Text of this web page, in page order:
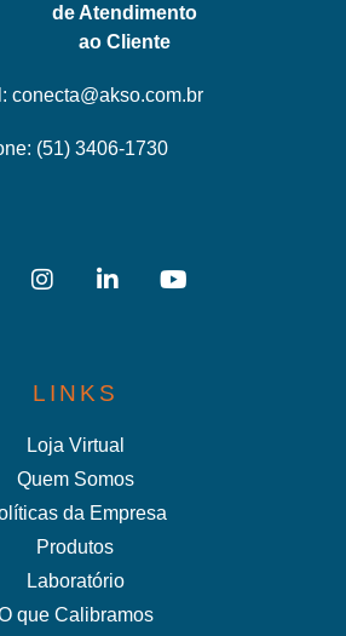
de Atendimento
ao Cliente
conecta@akso.com.br
(51) 3406-1730
LINKS
Loja Virtual
Quem Somos
da Empresa
Produtos
Laboratório
que Calibramos